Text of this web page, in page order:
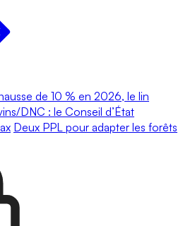
de 10 % en 2026, le lin
DNC : le Conseil d’État
Deux PPL pour adapter les forêts